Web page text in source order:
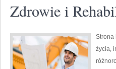
Zdrowie i
Strona
życia,